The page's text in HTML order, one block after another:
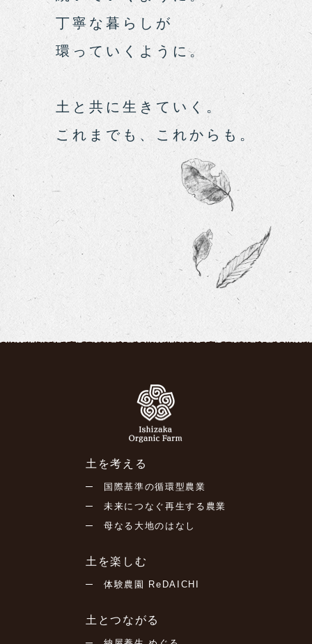
丁寧な暮らしが
環っていくように。
土と共に生きていく。
これまでも、これからも。
土を考える
国際基準の循環型農業
未来につなぐ再生する農業
母なる大地のはなし
土を楽しむ
体験農園 ReDAICHI
土とつながる